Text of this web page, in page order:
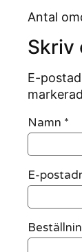
Antal
Skriv
E-
Namn *
E-